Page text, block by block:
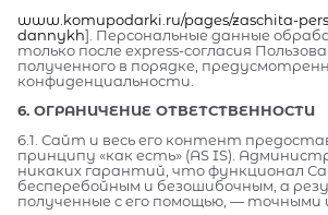
www.komupodarki.ru/pages/zaschita-
dannykh]. Персональные данные
только после express-согласия
полученного в порядке,
конфиденциальности.
6. ОГРАНИЧЕНИЕ ОТВЕТСТВЕННОСТИ
6.1. Сайт и весь его контент
принципу «как есть» (AS IS).
никаких гарантий, что функционал
бесперебойным и безошибочным, а
полученные с его помощью, — точными